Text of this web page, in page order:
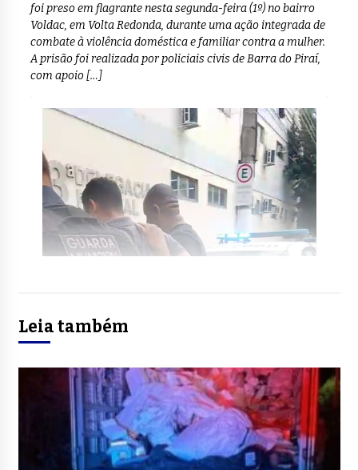
foi preso em flagrante nesta segunda-feira (1º) no bairro
Voldac, em Volta Redonda, durante uma ação integrada de
combate à violência doméstica e familiar contra a mulher.
A prisão foi realizada por policiais civis de Barra do Piraí,
com apoio […]
Leia também